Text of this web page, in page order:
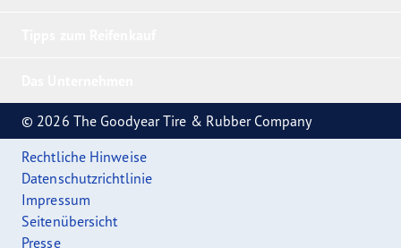
© 2026 The Goodyear Tire & Rubber Company
Rechtliche Hinweise
Datenschutzrichtlinie
Impressum
Seitenübersicht
Presse